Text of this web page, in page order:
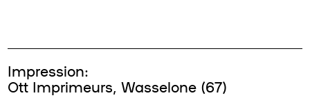
Impression:
Ott Imprimeurs, Wasselone (67)